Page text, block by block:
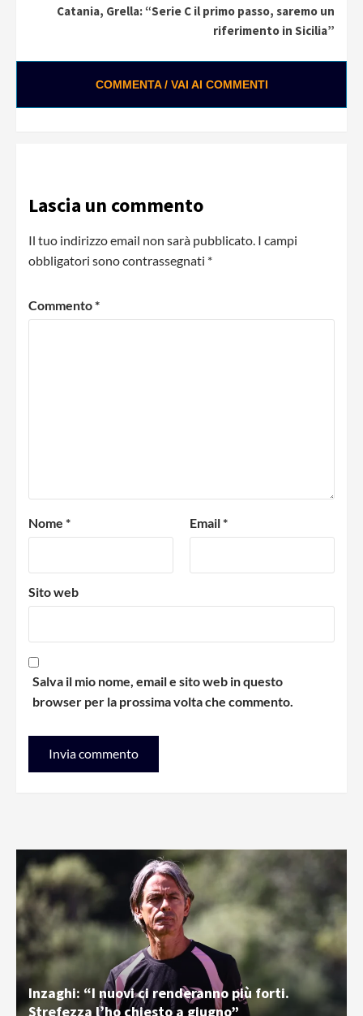
Catania, Grella: “Serie C il primo passo, saremo un
riferimento in Sicilia”
COMMENTA / VAI AI COMMENTI
Lascia un commento
Il tuo indirizzo email non sarà pubblicato. I campi
obbligatori sono contrassegnati *
Commento*
Nome * Email*
Sito web
Salva il mio nome, email e sito web in questo
browser per la prossima volta che commento.
Inzaghi: “I nuovi ci renderanno più forti.
Strefezza l’ho chiesto a giugno”